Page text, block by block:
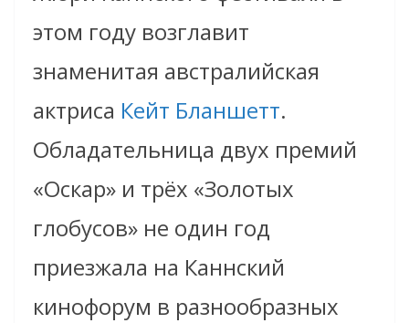
этом году возглавит
знаменитая австралийская
актриса Кейт Бланшетт.
Обладательница двух премий
«Оскар» и трёх «Золотых
глобусов» не один год
приезжала на Каннский
кинофорум в разнообразных